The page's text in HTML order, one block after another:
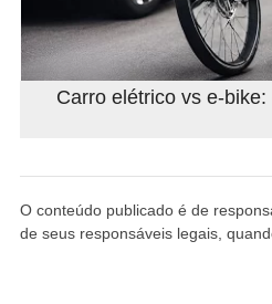
Carro elétrico vs e-
O conteúdo publicado é de
de seus responsáveis legais,